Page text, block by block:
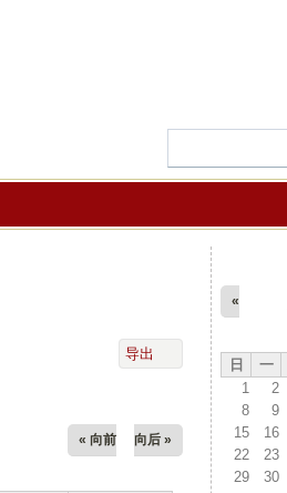
« 向前 向后 »
导出
«
日 一
1
2
8
9
15
16
22
23
29
30